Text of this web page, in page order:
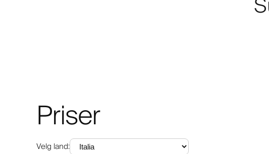
Priser
Velg land: